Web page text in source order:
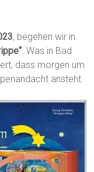
, begehen wir in
. Was in Bad
dass morgen um
ansteht.